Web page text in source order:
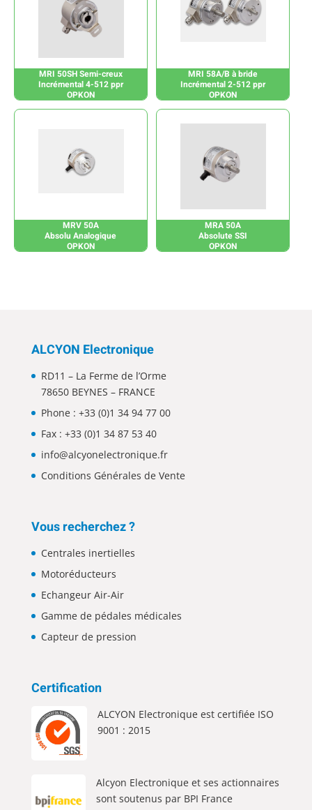
MRI 50SH Semi-creux
Incrémental 4-512 ppr
OPKON
MRI 58A/B à bride
Incrémental 2-512 ppr
OPKON
MRV 50A
Absolu Analogique
OPKON
MRA 50A
Absolute SSI
OPKON
ALCYON Electronique
RD11 – La Ferme de l’Orme
78650 BEYNES – FRANCE
Phone : +33 (0)1 34 94 77 00
Fax : +33 (0)1 34 87 53 40
info@alcyonelectronique.fr
Conditions Générales de Vente
Vous recherchez ?
Centrales inertielles
Motoréducteurs
Echangeur Air-Air
Gamme de pédales médicales
Capteur de pression
Certification
ALCYON Electronique est certifiée ISO
9001 : 2015
Alcyon Electronique et ses actionnaires
sont soutenus par BPI France